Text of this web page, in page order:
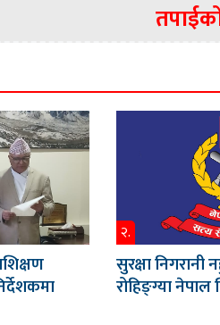
२.
सुरक्षा
रोहिङ्ग्या नेपाल